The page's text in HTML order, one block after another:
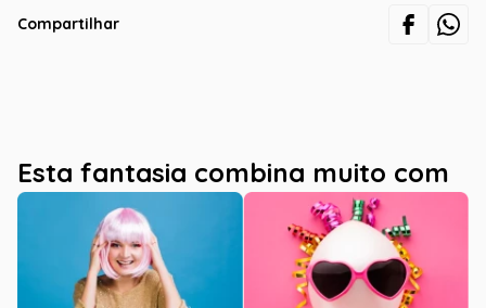
Compartilhar
Esta fantasia combina muito com